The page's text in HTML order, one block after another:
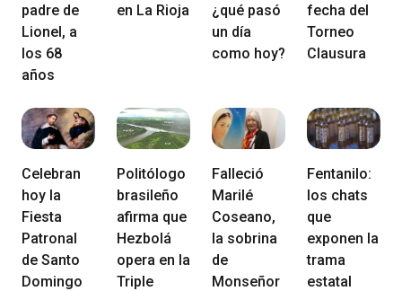
padre de
Lionel, a
los 68
años
en La Rioja
¿qué pasó
un día
como hoy?
fecha del
Torneo
Clausura
Celebran
hoy la
Fiesta
Patronal
de Santo
Domingo
Politólogo
brasileño
afirma que
Hezbolá
opera en la
Triple
Falleció
Marilé
Coseano,
la sobrina
de
Monseñor
Fentanilo:
los chats
que
exponen la
trama
estatal